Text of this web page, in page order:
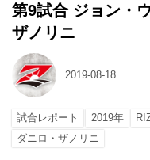
第9試合 ジョン・
ザノリニ
2019-08-18
試合レポート 2019年
ダニロ・ザノリニ